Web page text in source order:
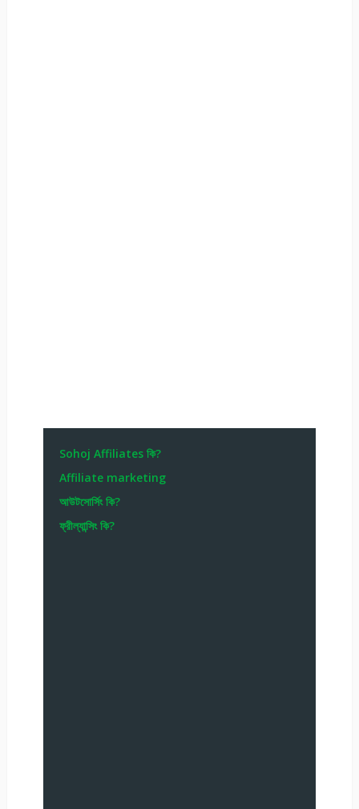
Sohoj Affiliates কি?
Affiliate marketing
আউটসোর্সিং কি?
ফ্রীল্যান্সিং কি?